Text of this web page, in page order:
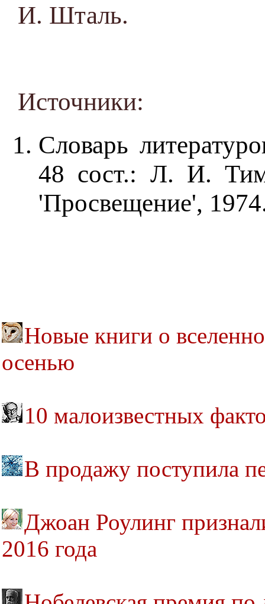
И. Шталь.
Источники:
Словарь
48 сост.: Л. И.
'Просвещение',
Новые книги о
осенью
10 малоизвестных
В продажу поступила
Джоан Роулинг
2016 года